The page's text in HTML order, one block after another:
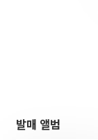
발매 앨범